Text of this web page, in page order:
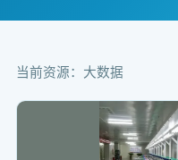
当前资源：大数据